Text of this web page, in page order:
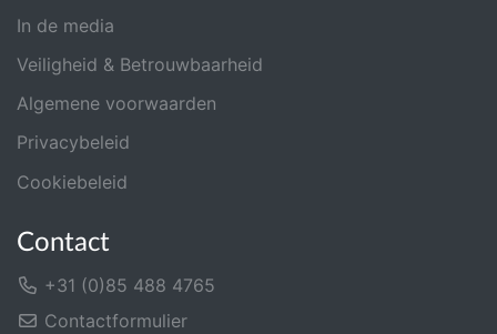
In de media
Veiligheid & Betrouwbaarheid
Algemene voorwaarden
Privacybeleid
Cookiebeleid
Contact
+31 (0)85 488 4765
Contactformulier